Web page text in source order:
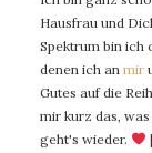
Hausfrau und
Spektrum bin ich
denen ich an mir
Gutes auf die
mir kurz das,
geht's wieder.
|